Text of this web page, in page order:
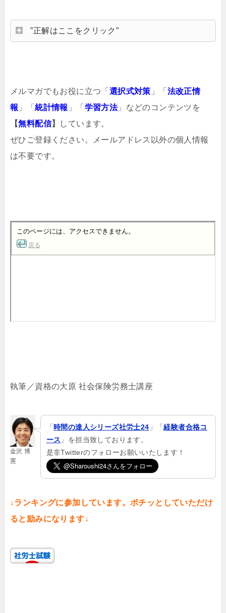
”正解はここをクリック”
メルマガでもお役に立つ「 選択式対策 」「 法改正情
報 」「統計情報 」「 学習方法」などのコンテンツを
【無料配信】
しています。
ぜひご登録ください。メールアドレス以外の個人情報
は不要です。
執筆／資格の大原 社会保険労務士講座
金沢 博
憲
「 時間の達人シリーズ社労士24 」「経験者合格コ
ース 」を担当致しております。
是非Twitterのフォローお願いいたします！
↓ランキングに参加しています。ポチッとしていただけ
ると励みになります↓